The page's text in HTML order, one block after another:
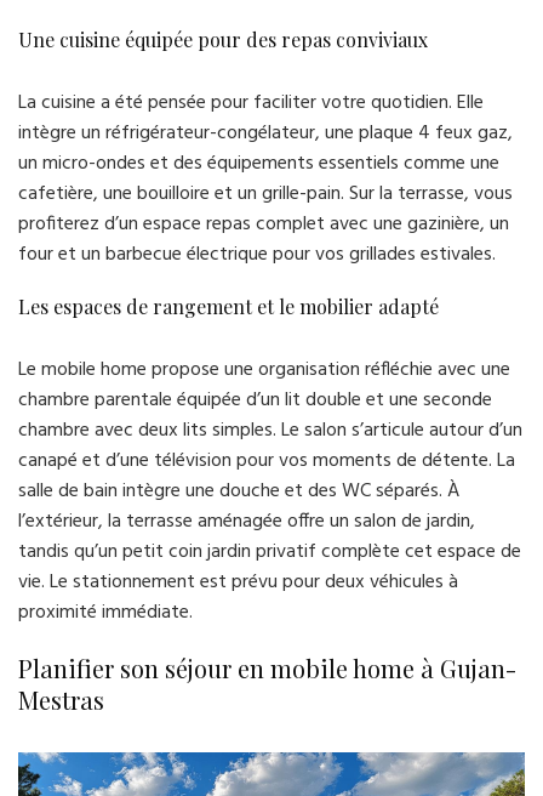
Une cuisine équipée pour des repas conviviaux
La cuisine a été pensée pour faciliter votre quotidien. Elle
intègre un réfrigérateur-congélateur, une plaque 4 feux gaz,
un micro-ondes et des équipements essentiels comme une
cafetière, une bouilloire et un grille-pain. Sur la terrasse, vous
profiterez d’un espace repas complet avec une gazinière, un
four et un barbecue électrique pour vos grillades estivales.
Les espaces de rangement et le mobilier adapté
Le mobile home propose une organisation réfléchie avec une
chambre parentale équipée d’un lit double et une seconde
chambre avec deux lits simples. Le salon s’articule autour d’un
canapé et d’une télévision pour vos moments de détente. La
salle de bain intègre une douche et des WC séparés. À
l’extérieur, la terrasse aménagée offre un salon de jardin,
tandis qu’un petit coin jardin privatif complète cet espace de
vie. Le stationnement est prévu pour deux véhicules à
proximité immédiate.
Planifier son séjour en mobile home à Gujan-
Mestras